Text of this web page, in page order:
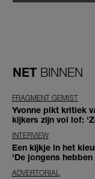
NET BINNEN
FRAGMENT GEMIST
Yvonne pikt kritiek
kijkers zijn vol lof:
INTERVIEW
Een kijkje in het
'De jongens
ADVERTORIAL